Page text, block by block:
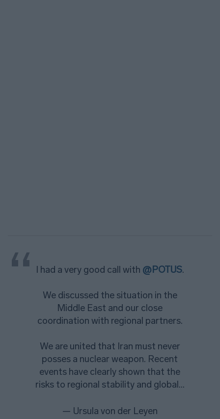
I had a very good call with @POTUS.
We discussed the situation in the
Middle East and our close
coordination with regional partners.
We are united that Iran must never
posses a nuclear weapon. Recent
events have clearly shown that the
risks to regional stability and global…
— Ursula von der Leyen